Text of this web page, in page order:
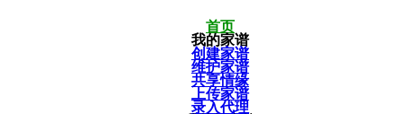
首页
我的家谱
创建家谱
维护家谱
共享情缘
上传家谱
录入代理